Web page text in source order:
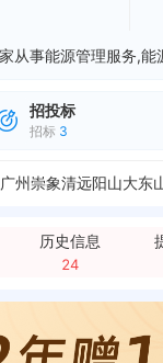
招投标
招标 3
历史信息
24